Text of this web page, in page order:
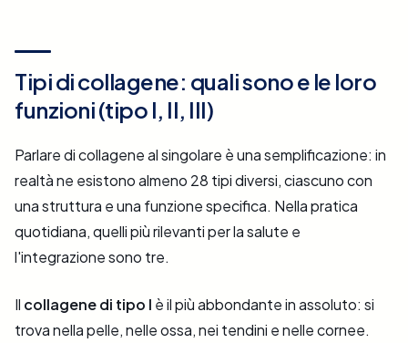
Tipi di collagene: quali sono e le loro
funzioni (tipo I, II, III)
Parlare di collagene al singolare è una semplificazione: in
realtà ne esistono almeno 28 tipi diversi, ciascuno con
una struttura e una funzione specifica. Nella pratica
quotidiana, quelli più rilevanti per la salute e
l'integrazione sono tre.
Il collagene di tipo I è il più abbondante in assoluto: si
trova nella pelle, nelle ossa, nei tendini e nelle cornee.